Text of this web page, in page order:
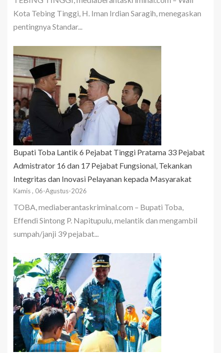
Kota Tebing Tinggi, H. Iman Irdian Saragih, menegaskan
pentingnya Standar...
Bupati Toba Lantik 6 Pejabat Tinggi Pratama 33 Pejabat
Admistrator 16 dan 17 Pejabat Fungsional, Tekankan
Integritas dan Inovasi Pelayanan kepada Masyarakat
Kamis , 06-Agustus-2026
TOBA, mediaberantaskriminal.com – Bupati Toba,
Effendi Sintong P. Napitupulu, melantik dan mengambil
sumpah/janji 39 pejabat...